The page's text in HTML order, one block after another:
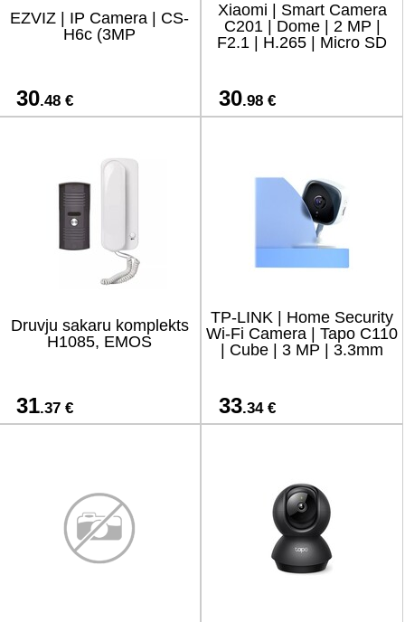
EZVIZ | IP Camera | CS-
H6c (3MP
30.48 €
Xiaomi | Smart Camera
C201 | Dome | 2 MP |
F2.1 | H.265 | Micro SD
30.98 €
Druvju sakaru komplekts
H1085, EMOS
31.37 €
TP-LINK | Home Security
Wi-Fi Camera | Tapo C110
| Cube | 3 MP | 3.3mm
33.34 €